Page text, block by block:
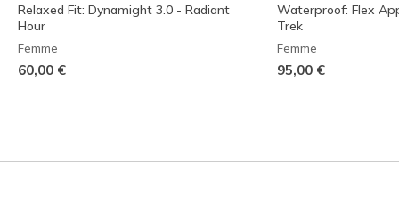
Relaxed Fit: Dynamight 3.0 - Radiant
Hour
Femme
60,00 €
Waterproof: Flex
Trek
Femme
95,00 €